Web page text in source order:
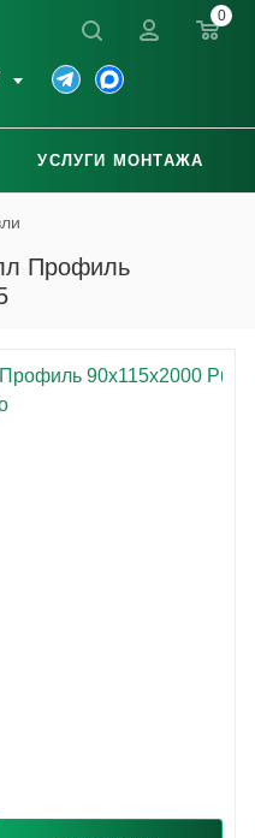
0
УСЛУГИ МОНТАЖА
Профиль